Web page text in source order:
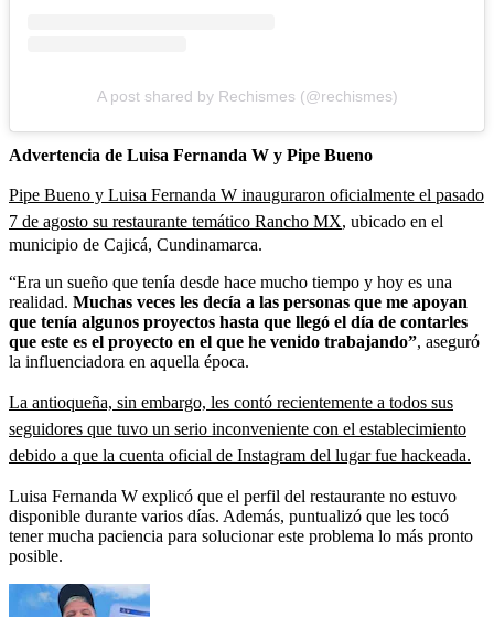
A post shared by Rechismes (@rechismes)
Advertencia de Luisa Fernanda W y Pipe Bueno
Pipe Bueno y Luisa Fernanda W inauguraron oficialmente el pasado
7 de agosto su restaurante temático Rancho MX, ubicado en el
municipio de Cajicá, Cundinamarca.
“Era un sueño que tenía desde hace mucho tiempo y hoy es una
realidad. Muchas veces les decía a las personas que me apoyan
que tenía algunos proyectos hasta que llegó el día de contarles
que este es el proyecto en el que he venido trabajando”, aseguró
la influenciadora en aquella época.
La antioqueña, sin embargo, les contó recientemente a todos sus
seguidores que tuvo un serio inconveniente con el establecimiento
debido a que la cuenta oficial de Instagram del lugar fue hackeada.
Luisa Fernanda W explicó que el perfil del restaurante no estuvo
disponible durante varios días. Además, puntualizó que les tocó
tener mucha paciencia para solucionar este problema lo más pronto
posible.